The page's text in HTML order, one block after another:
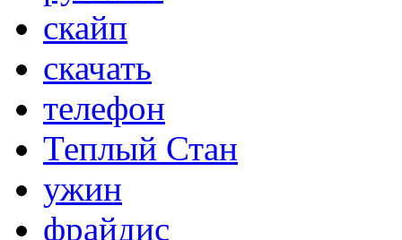
скайп
скачать
телефон
Теплый Стан
ужин
фрайдис